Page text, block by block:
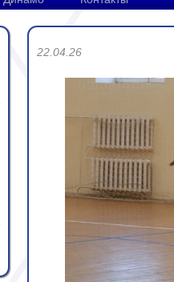
22.04.26